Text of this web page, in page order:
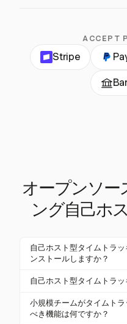
ACCEPT
Stripe
オープンソー
ング自己ホ
自己ホスト型タイムトラ
ンストールしますか？
自己ホスト型タイムト
などのハードウェアと
ます。Dockerを使用し
自己ホスト型タイムトラ
自己ホスト型タイムト
コントロール、プライ
小規模チームがタイムト
べき機能は何ですか？